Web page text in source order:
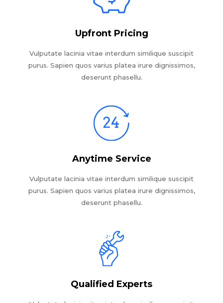
Upfront Pricing
Vulputate lacinia vitae interdum similique suscipit
purus. Sapien quos varius platea irure dignissimos,
deserunt phasellu.
Anytime Service
Vulputate lacinia vitae interdum similique suscipit
purus. Sapien quos varius platea irure dignissimos,
deserunt phasellu.
Qualified Experts